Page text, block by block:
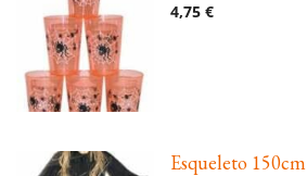
4,75 €
Esqueleto 150cm